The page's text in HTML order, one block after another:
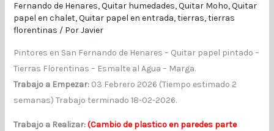
Fernando de Henares,Quitar humedades,Quitar Moho,Quitar
papel en chalet,Quitar papel en entrada,tierras,tierras
florentinas / PorJavier
Pintores en San Fernando de Henares – Quitar papel pintado –
Tierras Florentinas – Esmalte al Agua – Marga.
Trabajo a Empezar:03 Febrero 2026 (Tiempo estimado 2
semanas) Trabajo terminado 18-02-2026.
Trabajo a Realizar:(Cambio de plastico en paredes parte